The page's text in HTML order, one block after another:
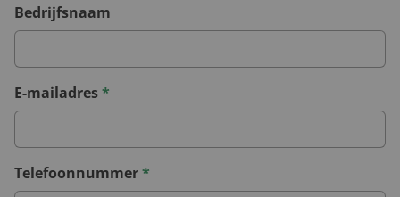
Bedrijfsnaam
E-mailadres*
Telefoonnummer*